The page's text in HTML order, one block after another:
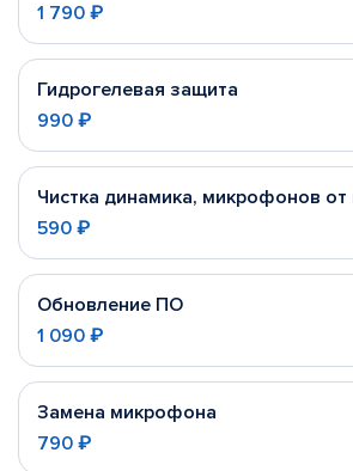
1 790 ₽
Гидрогелевая защита
990 ₽
Чистка динамика, микрофонов от
590 ₽
Обновление ПО
1 090 ₽
Замена микрофона
790 ₽